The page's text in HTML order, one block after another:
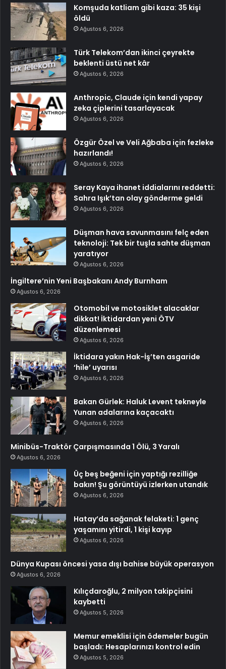
Komşuda katliam gibi kaza: 35 kişi
öldü
Ağustos 6, 2026
Türk Telekom’dan ikinci çeyrekte
beklenti üstü net kâr
Ağustos 6, 2026
Anthropic, Claude için kendi yapay
zeka çiplerini tasarlayacak
Ağustos 6, 2026
Özgür Özel ve Veli Ağbaba için fezleke
hazırlandı!
Ağustos 6, 2026
Seray Kaya ihanet iddialarını reddetti:
Sahra Işık’tan olay gönderme geldi
Ağustos 6, 2026
Düşman hava savunmasını felç eden
teknoloji: Tek bir tuşla sahte düşman
yaratıyor
Ağustos 6, 2026
İngiltere’nin Yeni Başbakanı Andy Burnham
Ağustos 6, 2026
Otomobil ve motosiklet alacaklar
dikkat! İktidardan yeni ÖTV
düzenlemesi
Ağustos 6, 2026
İktidara yakın Hak-İş’ten asgaride
‘hile’ uyarısı
Ağustos 6, 2026
Bakan Gürlek: Haluk Levent tekneyle
Yunan adalarına kaçacaktı
Ağustos 6, 2026
Minibüs-Traktör Çarpışmasında 1 Ölü, 3 Yaralı
Ağustos 6, 2026
Üç beş beğeni için yaptığı rezilliğe
bakın! Şu görüntüyü izlerken utandık
Ağustos 6, 2026
Hatay’da sağanak felaketi: 1 genç
yaşamını yitirdi, 1 kişi kayıp
Ağustos 6, 2026
Dünya Kupası öncesi yasa dışı bahise büyük operasyon
Ağustos 6, 2026
Kılıçdaroğlu, 2 milyon takipçisini
kaybetti
Ağustos 5, 2026
Memur emeklisi için ödemeler bugün
başladı: Hesaplarınızı kontrol edin
Ağustos 5, 2026